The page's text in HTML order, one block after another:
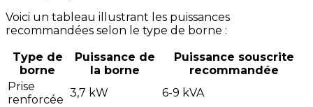
Voici un tableau illustrant les puissances
recommandées selon le type de borne :
Type de
borne
Puissance de
la borne
Puissance souscrite
recommandée
Prise
renforcée
3,7 kW
6-9 kVA